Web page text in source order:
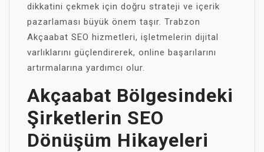
dikkatini çekmek için doğru strateji ve içerik
pazarlaması büyük önem taşır. Trabzon
Akçaabat SEO hizmetleri, işletmelerin dijital
varlıklarını güçlendirerek, online başarılarını
artırmalarına yardımcı olur.
Akçaabat Bölgesindeki
Şirketlerin SEO
Dönüşüm Hikayeleri